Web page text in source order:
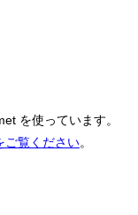
を使っています。
ご覧ください。